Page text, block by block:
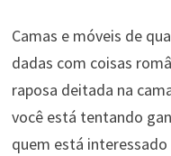
Camas e móveis de
dadas com coisas
raposa deitada na
você está tentando
quem está